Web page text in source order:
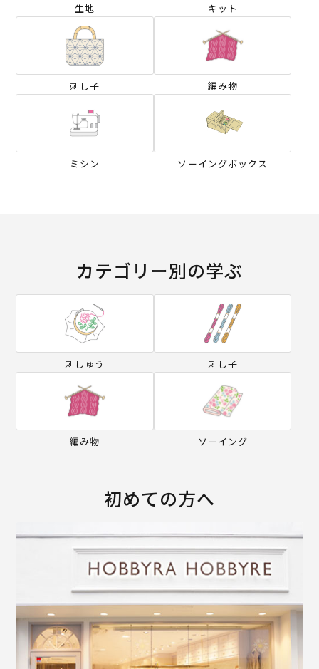
生地 キット
刺し子 編み物
ミシン ソーイングボックス
カテゴリー別の学ぶ
刺しゅう 刺し子
編み物 ソーイング
初めての方へ